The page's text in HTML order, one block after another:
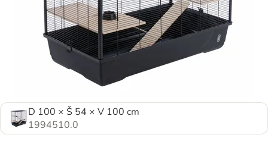
D 100 × Š 54 × V 100 cm
1994510.0